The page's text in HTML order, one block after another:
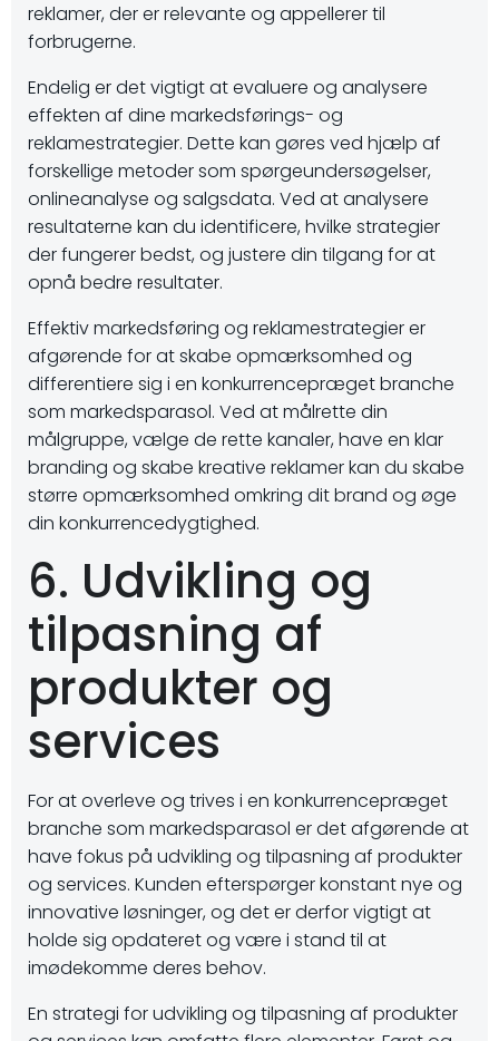
reklamer, der er relevante og appellerer til
forbrugerne.
Endelig er det vigtigt at evaluere og analysere
effekten af ​​dine markedsførings- og
reklamestrategier. Dette kan gøres ved hjælp af
forskellige metoder som spørgeundersøgelser,
onlineanalyse og salgsdata. Ved at analysere
resultaterne kan du identificere, hvilke strategier
der fungerer bedst, og justere din tilgang for at
opnå bedre resultater.
Effektiv markedsføring og reklamestrategier er
afgørende for at skabe opmærksomhed og
differentiere sig i en konkurrencepræget branche
som markedsparasol. Ved at målrette din
målgruppe, vælge de rette kanaler, have en klar
branding og skabe kreative reklamer kan du skabe
større opmærksomhed omkring dit brand og øge
din konkurrencedygtighed.
6. Udvikling og
tilpasning af
produkter og
services
For at overleve og trives i en konkurrencepræget
branche som markedsparasol er det afgørende at
have fokus på udvikling og tilpasning af produkter
og services. Kunden efterspørger konstant nye og
innovative løsninger, og det er derfor vigtigt at
holde sig opdateret og være i stand til at
imødekomme deres behov.
En strategi for udvikling og tilpasning af produkter